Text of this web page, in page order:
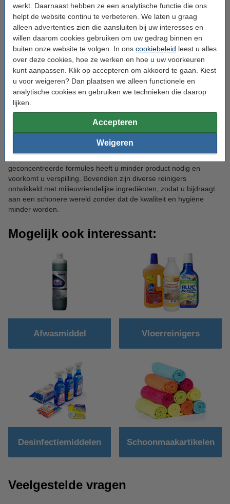
werkt. Daarnaast hebben ze een analytische functie die ons
helpt de website continu te verbeteren. We laten u graag
alleen advertenties zien die aansluiten bij uw interesses en
willen daarom cookies gebruiken om uw gedrag binnen en
buiten onze website te volgen. In ons cookiebeleid leest u alles
over deze cookies, hoe ze werken en hoe u uw voorkeuren
kunt aanpassen. Klik op accepteren om akkoord te gaan. Kiest
u voor weigeren? Dan plaatsen we alleen functionele en
analytische cookies en gebruiken we technieken die daarop
lijken.
Accepteren
Weigeren
allesreinigers waaronderAndy Professional Vloeibaar
Allesreiniger Geconcentreerd Citroen FrisenAndy Pro Formula
Vloeibaar Allesreiniger Geconcentreerd Vertrouwd
moeiteloos vuil en vet zonder strepen achter te laten. Met slechts
60 milliliter op 5 liter water bereikt u een streeploos resultaat en
een langdurig frisse geur. Perfect voor vloeren en harde
oppervlakken in kantoren, horeca, zorg en scholen.
Efficiënt en duurzaam
schoonmaken met Andy
Naast krachtige reinigingsprestaties biedt Andy Professional u de
geconcentreerde formules heeft u minder product nodig en
voorkomt u verspilling. Bovendien zijn diverse reinigers
ontwikkeld met milieuvriendelijke ingrediënten, zodat u bijdraagt
aan een schonere wereld zonder dat de kwaliteit en hygiëne
minder worden.
Mogelijk ook interessant:
Afwasmiddel Vloerreinigers
Desinfectiemiddelen Schoonmaakartikelen
Veelgestelde vragen